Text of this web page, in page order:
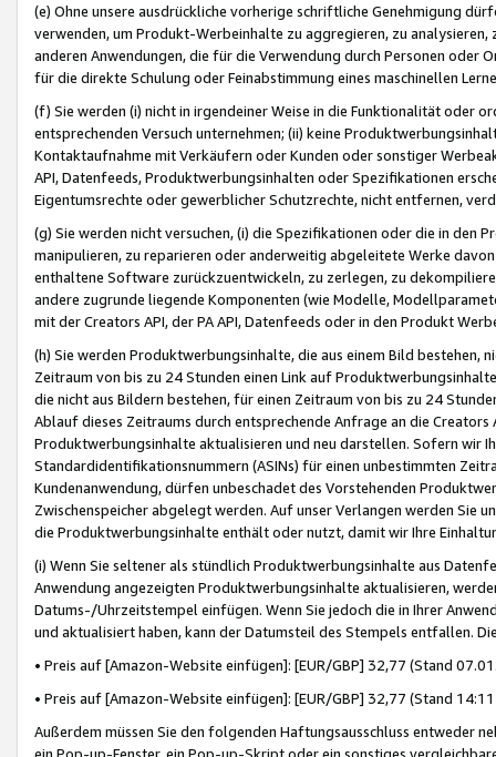
(e) Ohne unsere ausdrückliche vorherige schriftliche Genehmigung
verwenden, um Produkt-Werbeinhalte zu aggregieren, zu
anderen Anwendungen, die für die Verwendung durch Personen
für die direkte Schulung oder Feinabstimmung eines maschinellen
(f) Sie werden (i) nicht in irgendeiner Weise in die Funktionalität oder
entsprechenden Versuch unternehmen; (ii) keine
Kontaktaufnahme mit Verkäufern oder Kunden oder sonstiger
API, Datenfeeds, Produktwerbungsinhalten oder Spezifikationen
Eigentumsrechte oder gewerblicher Schutzrechte, nicht entfernen,
(g) Sie werden nicht versuchen, (i) die Spezifikationen oder die in
manipulieren, zu reparieren oder anderweitig abgeleitete Werke
enthaltene Software zurückzuentwickeln, zu zerlegen, zu
andere zugrunde liegende Komponenten (wie Modelle,
mit der Creators API, der PA API, Datenfeeds oder in den Produkt
(h) Sie werden Produktwerbungsinhalte, die aus einem Bild bestehen,
Zeitraum von bis zu 24 Stunden einen Link auf
die nicht aus Bildern bestehen, für einen Zeitraum von bis zu 24
Ablauf dieses Zeitraums durch entsprechende Anfrage an die
Produktwerbungsinhalte aktualisieren und neu darstellen. Sofern wir
Standardidentifikationsnummern (ASINs) für einen unbestimmten
Kundenanwendung, dürfen unbeschadet des Vorstehenden
Zwischenspeicher abgelegt werden. Auf unser Verlangen werden Sie
die Produktwerbungsinhalte enthält oder nutzt, damit wir Ihre
(i) Wenn Sie seltener als stündlich Produktwerbungsinhalte aus
Anwendung angezeigten Produktwerbungsinhalte aktualisieren,
Datums-/Uhrzeitstempel einfügen. Wenn Sie jedoch die in Ihrer
und aktualisiert haben, kann der Datumsteil des Stempels entfallen.
• Preis auf [Amazon-Website einfügen]: [EUR/GBP] 32,77 (Stand
• Preis auf [Amazon-Website einfügen]: [EUR/GBP] 32,77 (Stand
Außerdem müssen Sie den folgenden Haftungsausschluss entweder
ein Pop-up-Fenster, ein Pop-up-Skript oder ein sonstiges